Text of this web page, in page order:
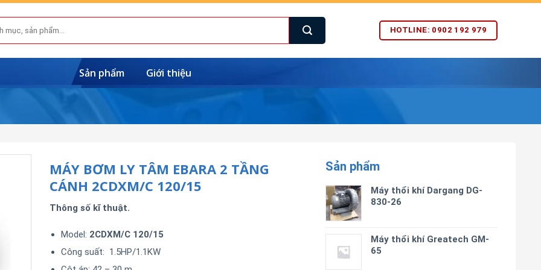
HOTLINE: 0902 192 979
Sản phẩm Giới thiệu
Sản phẩm
Máy thổi khí Dargang DG-
830-26
Máy thổi khí Greatech GM-
65
MÁY BƠM LY TÂM EBARA 2 TẦNG
CÁNH 2CDXM/C 120/15
Thông số kĩ thuật.
Model: 2CDXM/C 120/15
Công suất: 1.5HP/1.1KW